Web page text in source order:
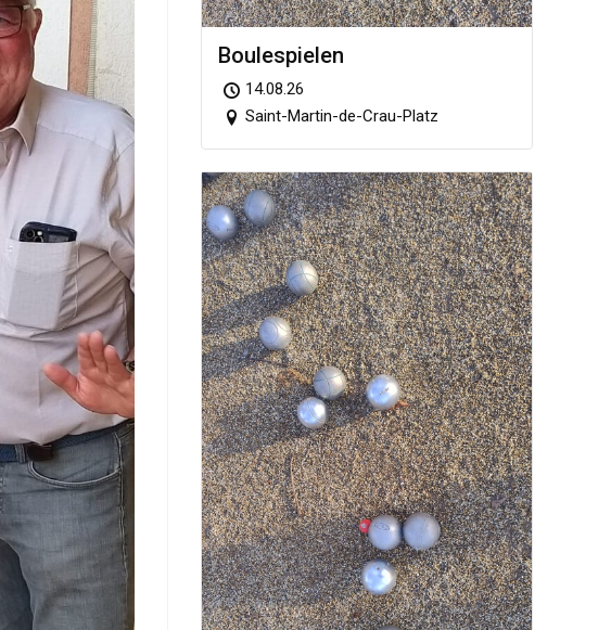
Boule­spie­len
14.08.26
Saint-Martin-de-Crau-Platz